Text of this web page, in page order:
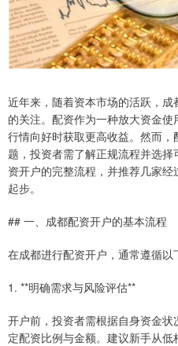
近年来，随着资本市场的活跃，
的关注。配资作为一种放大资金
行情向好时获取更高收益。然而
题，投资者需了解正规流程并选
资开户的完整流程，并推荐几家
起步。
## 一、成都配资开户的基本流程
在成都进行配资开户，通常遵循以
1. **明确需求与风险评估**
开户前，投资者需根据自身资金
定配资比例与金额。建议新手从低